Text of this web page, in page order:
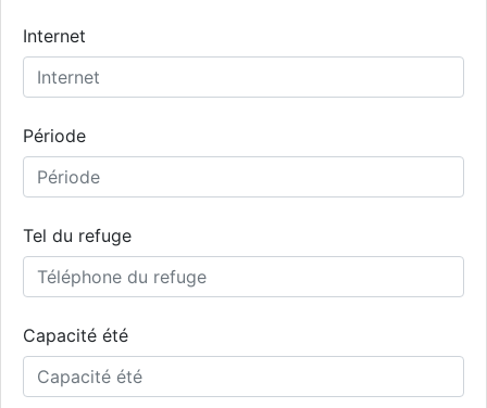
Internet
Période
Tel du refuge
Capacité été